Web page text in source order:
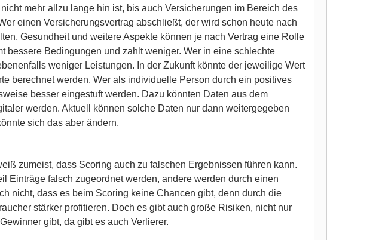
mehr allzu lange hin ist, bis auch Versicherungen im Bereich des
einen Versicherungsvertrag abschließt, der wird schon heute nach
Gesundheit und weitere Aspekte können je nach Vertrag eine Rolle
bessere Bedingungen und zahlt weniger. Wer in eine schlechte
weniger Leistungen. In der Zukunft könnte der jeweilige Wert
berechnet werden. Wer als individuelle Person durch ein positives
besser eingestuft werden. Dazu könnten Daten aus dem
werden. Aktuell können solche Daten nur dann weitergegeben
sich das aber ändern.
zumeist, dass Scoring auch zu falschen Ergebnissen führen kann.
Einträge falsch zugeordnet werden, andere werden durch einen
nicht, dass es beim Scoring keine Chancen gibt, denn durch die
stärker profitieren. Doch es gibt auch große Risiken, nicht nur
gibt, da gibt es auch Verlierer.